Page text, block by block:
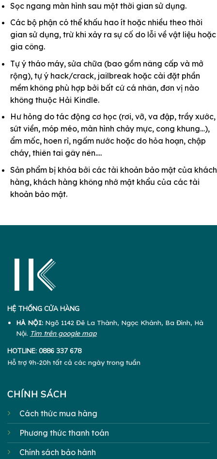
Sọc ngang màn hình sau một thời gian sử dụng.
Các bộ phận có thể khấu hao ít hoặc nhiều theo thời
gian sử dụng, trừ khi xảy ra sự cố do lỗi về vật liệu hoặc
gia công.
Tự ý tháo máy, sửa chữa (bao gồm nâng cấp và mở
rộng), tự ý hack/crack, jailbreak hoặc cài đặt phần
mềm không phù hợp bởi bất cứ cá nhân, đơn vị nào
không thuộc Hải Kindle.
Hư hỏng do tác động cơ học (rơi, vỡ, va đập, trầy xước,
sứt viền, móp méo, màn hình chảy mực, cong khung…),
ẩm mốc, hoen rỉ, ngấm nước hoặc do hỏa hoạn, chập
cháy, thiên tai gây nên….
Sản phẩm bị khóa bởi các tài khoản bảo mật của khách
hàng, khách hàng không nhớ mật khẩu của các tài
khoản bảo mật.
HỆ THỐNG CỬA HÀNG
HÀ NỘI: Ngõ 1142 Đê La Thành, Ngọc Khánh, Ba Đình, Hà
Nội. Tìm trên google map
HOTLINE: 0886 337 678
Hỗ trợ 9h-20h tất cả các ngày trong tuần
CHÍNH SÁCH
Cách thức mua hàng
Phương thức thanh toán
Chính sách bảo hành